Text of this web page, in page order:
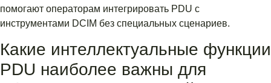
помогают операторам интегрировать PDU с
инструментами DCIM без специальных сценариев.
Какие интеллектуальные функции
PDU наиболее важны для